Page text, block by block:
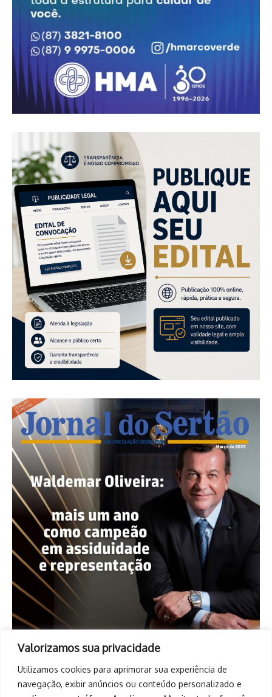
Valorizamos sua privacidade
Utilizamos cookies para aprimorar sua experiência de
navegação, exibir anúncios ou conteúdo personalizado e